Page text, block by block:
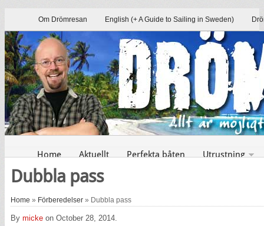
Om Drömresan English (+ A Guide to Sailing in Sweden)
Home Aktuellt Perfekta båten Utrustning
Dubbla pass
Home » Förberedelser » Dubbla pass
By micke on October 28, 2014.